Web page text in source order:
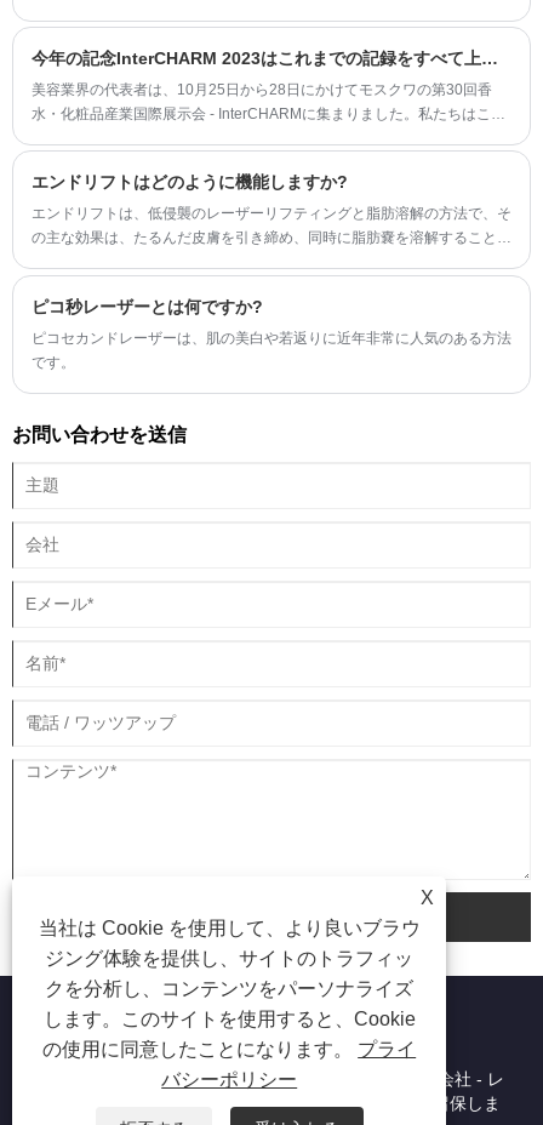
今年の記念InterCHARM 2023はこれまでの記録をすべて上回りました！
美容業界の代表者は、10月25日から28日にかけてモスクワの第30回香
水・化粧品産業国際展示会 - InterCHARMに集まりました。私たちはこの
エンドリフトはどのように機能しますか?
エンドリフトは、低侵襲のレーザーリフティングと脂肪溶解の方法で、そ
の主な効果は、たるんだ皮膚を引き締め、同時に脂肪嚢を溶解することで
ピコ秒レーザーとは何ですか?
ピコセカンドレーザーは、肌の美白や若返りに近年非常に人気のある方法
です。
お問い合わせを送信
X
当社は Cookie を使用して、より良いブラウ
ジング体験を提供し、サイトのトラフィッ
クを分析し、コンテンツをパーソナライズ
します。このサイトを使用すると、Cookie
の使用に同意したことになります。 プライ
バシーポリシー
Copyright © 2023 北京東方ワイソンテクノロジー株式会社 - レ
ーザー脱毛、脱毛、レーザー美容機 - すべての権利を留保しま